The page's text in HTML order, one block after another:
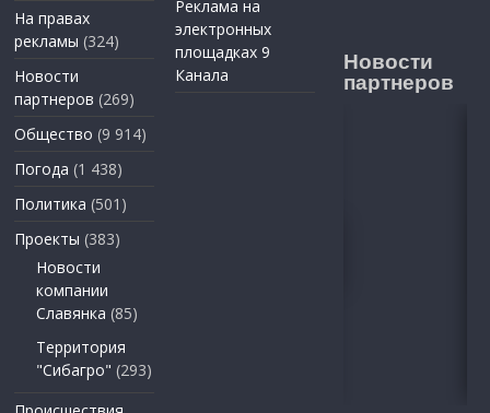
На правах
рекламы (324)
Новости
партнеров (269)
Общество (9 914)
Погода (1 438)
Политика (501)
Проекты (383)
Новости
компании
Славянка (85)
Территория
"Сибагро" (293)
Реклама на
электронных
площадках 9
Канала
Новости
партнеров